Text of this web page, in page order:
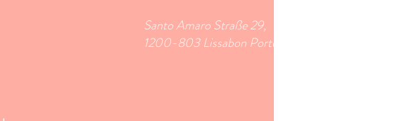
Santo Amaro Straße 29,
1200-803 Lissabon Portugal